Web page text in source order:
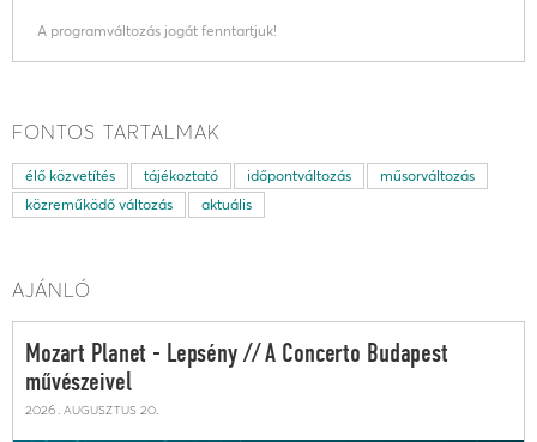
A programváltozás jogát fenntartjuk!
FONTOS TARTALMAK
élő közvetítés tájékoztató időpontváltozás
műsorváltozás
közreműködő változás
aktuális
AJÁNLÓ
Mozart Planet - Lepsény // A Concerto Budapest
művészeivel
2026. augusztus 20.